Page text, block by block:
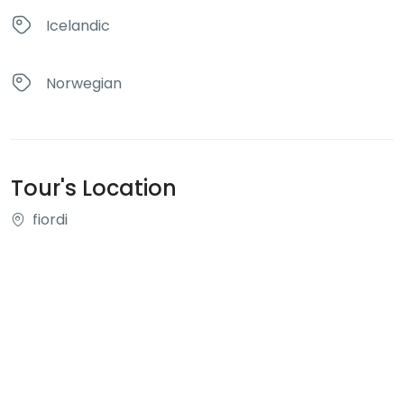
Icelandic
Norwegian
Tour's Location
fiordi